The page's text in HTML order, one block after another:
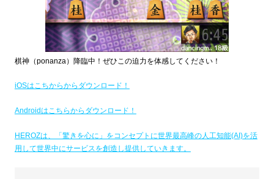
棋神（ponanza）降臨中！ぜひこの迫力を体感してください！
iOSはこちからからダウンロード！
Androidはこちらからダウンロード！
HEROZは、「驚きを心に」をコンセプトに世界最高峰の人工知能(AI)を活
用して世界中にサービスを創造し提供していきます。